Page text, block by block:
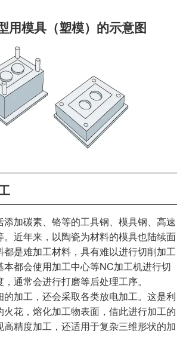
用模具（塑模）的示意图
加碳素、铬等的工具钢、模具钢、高速
。近年来，以陶瓷为材料的模具也陆续面
都是难加工材料，具有难以进行切削加工
本都会使用加工中心等NC加工机进行切
通常会进行打磨等后处理工序。
的加工，还会采取各类放电加工。这是利
火花，熔化加工物表面，借此进行加工的
精度加工，还适用于复杂三维形状的加